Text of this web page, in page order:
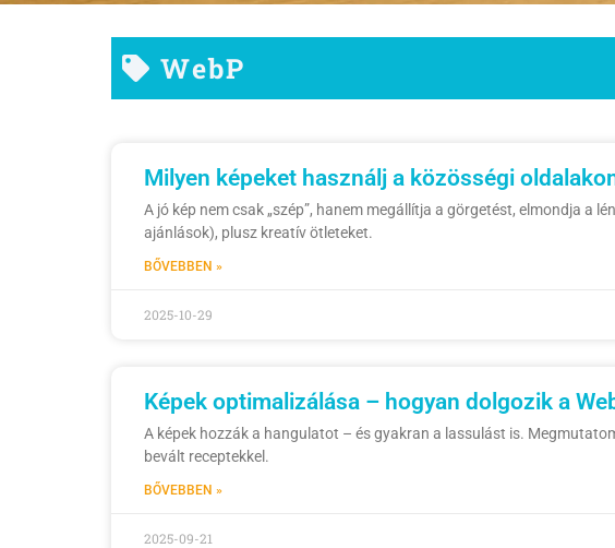
WebP
Milyen képeket használj a közösségi
A jó kép nem csak „szép”, hanem megállítja a görgetést, elmondja
ajánlások), plusz kreatív ötleteket.
BŐVEBBEN »
2025-10-29
Képek optimalizálása – hogyan dolgozik a
A képek hozzák a hangulatot – és gyakran a lassulást is.
bevált receptekkel.
BŐVEBBEN »
2025-09-21